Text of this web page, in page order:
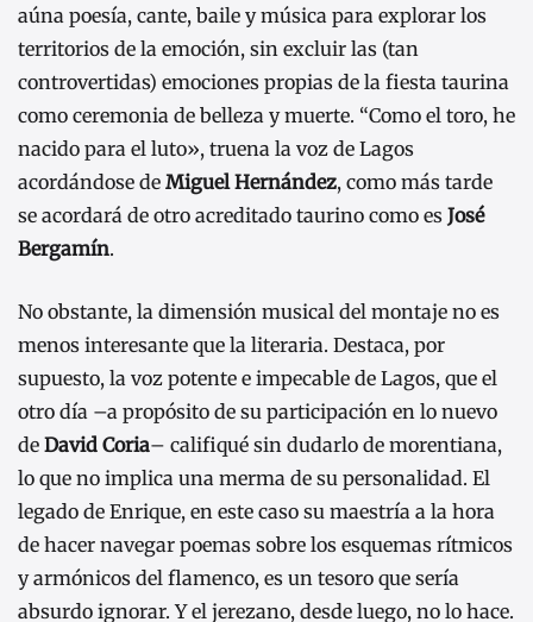
aúna poesía, cante, baile y música para explorar los
territorios de la emoción, sin excluir las (tan
controvertidas) emociones propias de la fiesta taurina
como ceremonia de belleza y muerte. “Como el toro, he
nacido para el luto», truena la voz de Lagos
acordándose de Miguel Hernández, como más tarde
se acordará de otro acreditado taurino como es José
Bergamín.
No obstante, la dimensión musical del montaje no es
menos interesante que la literaria. Destaca, por
supuesto, la voz potente e impecable de Lagos, que el
otro día –a propósito de su participación en lo nuevo
de David Coria– califiqué sin dudarlo de morentiana,
lo que no implica una merma de su personalidad. El
legado de Enrique, en este caso su maestría a la hora
de hacer navegar poemas sobre los esquemas rítmicos
y armónicos del flamenco, es un tesoro que sería
absurdo ignorar. Y el jerezano, desde luego, no lo hace.